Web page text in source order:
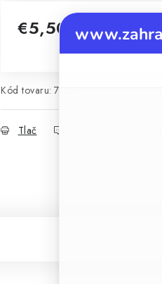
€5,50
Jednotková cena:
Kód tovaru: 7164
Tlač